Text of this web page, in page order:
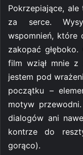
Pokrzepiające,
za serce.
wspomnień, które
zakopać
film wziął mnie z
jestem pod
początku –
motyw
dialogów ani
kontrze do
gorąco).